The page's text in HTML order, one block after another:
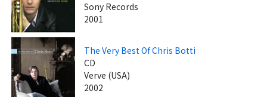
Sony Records
2001
The Very Best Of Chris Botti
CD
Verve (USA)
2002